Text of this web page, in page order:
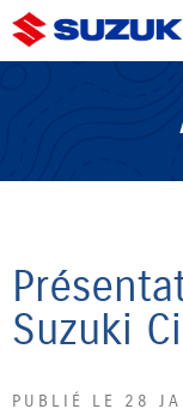
Suzuki
PUBLIÉ LE 28